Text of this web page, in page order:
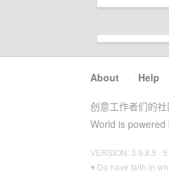
About · Help ·
创意工作者们的社
World is powered
VERSION: 3.9.8.5 ·
♥ Do have faith in